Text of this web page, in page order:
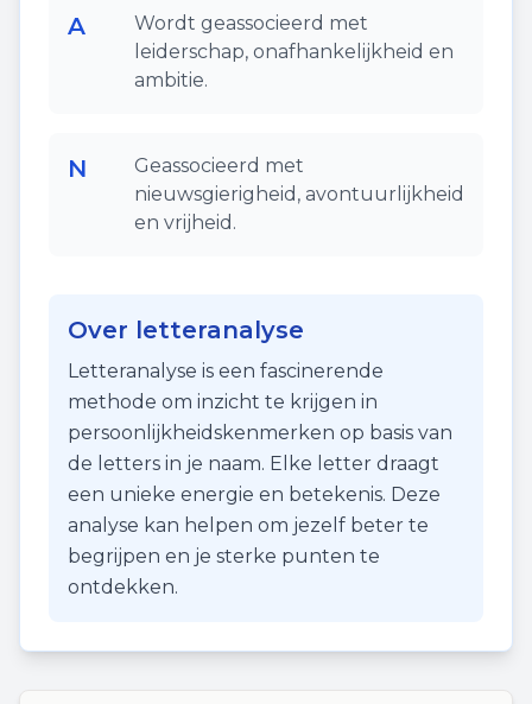
A
Wordt geassocieerd met
leiderschap, onafhankelijkheid en
ambitie.
N
Geassocieerd met
nieuwsgierigheid, avontuurlijkheid
en vrijheid.
Over letteranalyse
Letteranalyse is een fascinerende
methode om inzicht te krijgen in
persoonlijkheidskenmerken op basis van
de letters in je naam. Elke letter draagt
een unieke energie en betekenis. Deze
analyse kan helpen om jezelf beter te
begrijpen en je sterke punten te
ontdekken.